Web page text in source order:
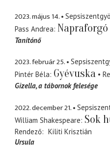
2023. május 14.
Pass Andrea Napraforgó
Tanítónő
2023. február 25.
Pintér Béla Gyévuska
Gizella a tábornok felesége
2022. december 21.
William Shakespeare Sok
Rendező
Kiliti Krisztián
Ursula